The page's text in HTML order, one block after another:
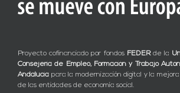
Proyecto cofinanciado por fondos FEDERde la
Consejería de Empleo, Formación y Trabajo
Andalucía para la modernización digital y la
de las entidades de economía social.